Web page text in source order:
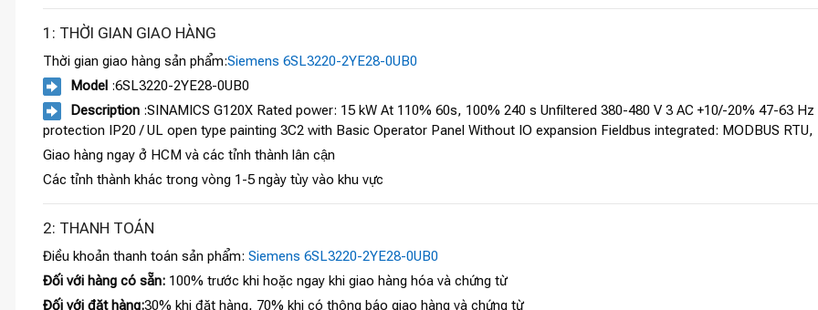
1: THỜI GIAN GIAO HÀNG
Thời gian giao hàng sản phẩm:Siemens 6SL3220-2YE28-0UB0
Model :6SL3220-2YE28-0UB0
Description :SINAMICS G120X Rated power: 15 kW At 110% 60s, 100% 240 s Unfiltered 380-480 V 3 AC +10/-20% 47-63
protection IP20 / UL open type painting 3C2 with Basic Operator Panel Without IO expansion Fieldbus integrated: MODBUS RTU,
Giao hàng ngay ở HCM và các tỉnh thành lân cận
Các tỉnh thành khác trong vòng 1-5 ngày tùy vào khu vực
2: THANH TOÁN
Điều khoản thanh toán sản phẩm: Siemens 6SL3220-2YE28-0UB0
Đối với hàng có sẵn: 100% trước khi hoặc ngay khi giao hàng hóa và chứng từ
Đối với đặt hàng:30% khi đặt hàng, 70% khi có thông báo giao hàng và chứng từ